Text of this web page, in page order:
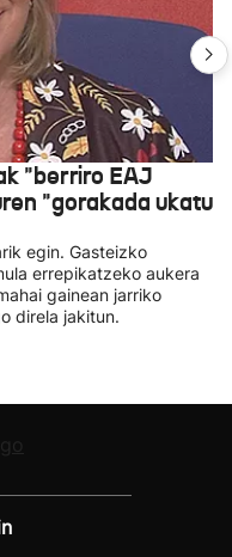
"berriro EAJ
"gorakada ukatu
egin. Gasteizko
errepikatzeko aukera
gainean jarriko
direla jakitun.